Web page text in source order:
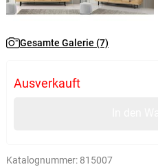
Gesamte Galerie (7)
Ausverkauft
Katalognummer: 815007